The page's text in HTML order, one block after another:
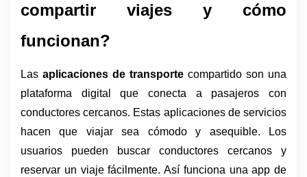
compartir viajes y cómo
funcionan?
Las aplicaciones de transporte compartido son una
plataforma digital que conecta a pasajeros con
conductores cercanos. Estas aplicaciones de servicios
hacen que viajar sea cómodo y asequible. Los
usuarios pueden buscar conductores cercanos y
reservar un viaje fácilmente. Así funciona una app de